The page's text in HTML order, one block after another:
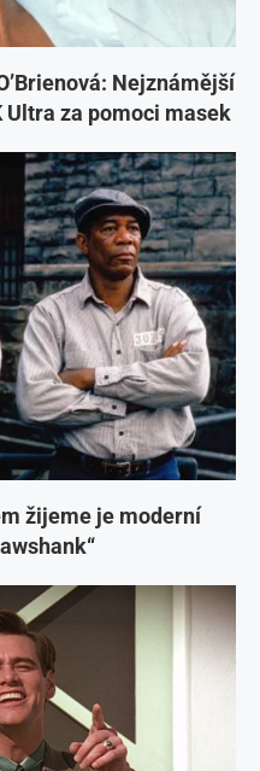
Nejznámější
za pomoci masek
žijeme je moderní